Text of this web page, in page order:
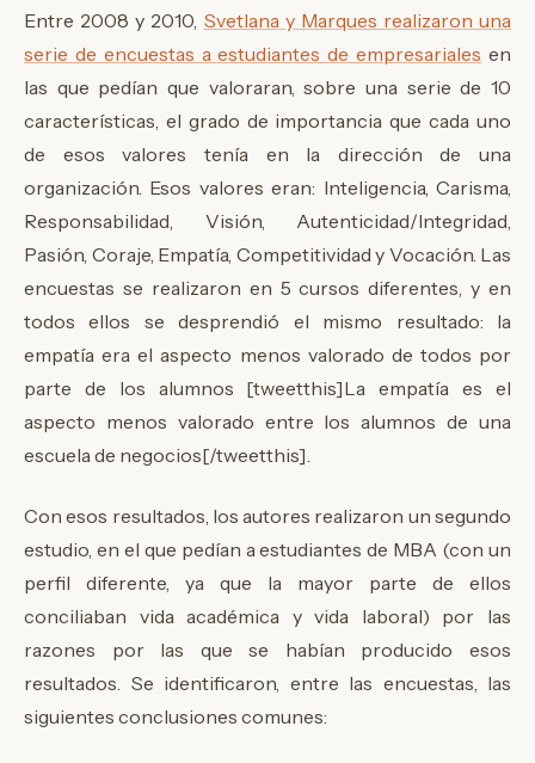
Entre 2008 y 2010, Svetlana y Marques realizaron una
serie de encuestas a estudiantes de empresariales en
las que pedían que valoraran, sobre una serie de 10
características, el grado de importancia que cada uno
de esos valores tenía en la dirección de una
organización. Esos valores eran: Inteligencia, Carisma,
Responsabilidad, Visión, Autenticidad/Integridad,
Pasión, Coraje, Empatía, Competitividad y Vocación. Las
encuestas se realizaron en 5 cursos diferentes, y en
todos ellos se desprendió el mismo resultado: la
empatía era el aspecto menos valorado de todos por
parte de los alumnos [tweetthis]La empatía es el
aspecto menos valorado entre los alumnos de una
escuela de negocios[/tweetthis].
Con esos resultados, los autores realizaron un segundo
estudio, en el que pedían a estudiantes de MBA (con un
perfil diferente, ya que la mayor parte de ellos
conciliaban vida académica y vida laboral) por las
razones por las que se habían producido esos
resultados. Se identificaron, entre las encuestas, las
siguientes conclusiones comunes: